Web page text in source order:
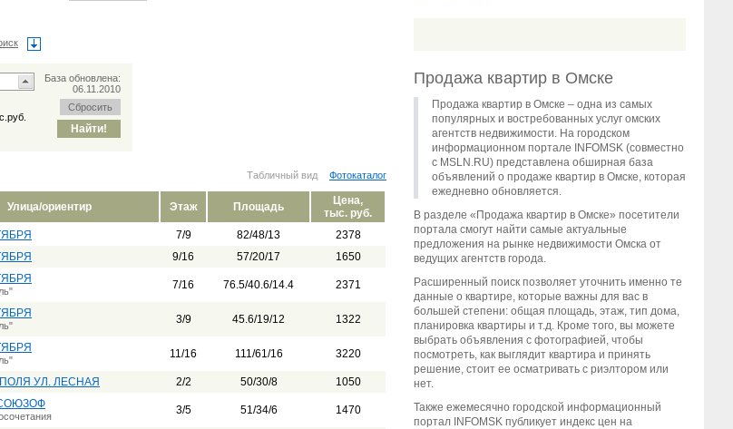
База обновлена:
06.11.2010
Табличный вид Фотокаталог
Улица/ориентир Этаж Площадь
Цена,
тыс. руб.
7/9 82/48/13
2378
9/16 57/20/17 1650
7/16 76.5/40.6/14.4 2371
3/9 45.6/19/12 1322
11/16 111/61/16 3220
УЛ. ЛЕСНАЯ 2/2 50/30/8 1050
3/5 51/34/6 1470
Продажа квартир в Омске
Продажа квартир в Омске – одна из самых
популярных и востребованных услуг омских
агентств недвижимости. На городском
информационном портале INFOMSK (совместно
с MSLN.RU) представлена обширная база
объявлений о продаже квартир в Омске, которая
ежедневно обновляется.
В разделе «Продажа квартир в Омске» посетители
портала смогут найти самые актуальные
предложения на рынке недвижимости Омска от
ведущих агентств города.
Расширенный поиск позволяет уточнить именно те
данные о квартире, которые важны для вас в
большей степени: общая площадь, этаж, тип дома,
планировка квартиры и т.д. Кроме того, вы можете
выбрать объявления с фотографией, чтобы
посмотреть, как выглядит квартира и принять
решение, стоит ее осматривать с риэлтором или
нет.
Также ежемесячно городской информационный
портал INFOMSK публикует индекс цен на